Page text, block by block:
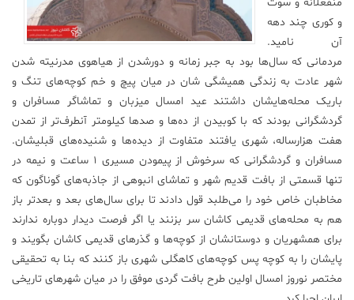
پادکست
مجله
فرهنگی
و
هنری
و کوری چند دهه
آن نامید.
مردمانی که سال‌ها بود به جبر زمانه و دورشدن از هیاهوی مدرنیته شدن
شهر عادت به زندگی همیشگی شان در میان پیچ و خم کوچه‌های تنگ و
باریک محله‌هایشان داشتند عید امسال میزبان و تماشاگر مسافران و
گردشگرانی بودند که با کوبیدن از ده‌ها و صد‌ها کیلومتر آنطرف‌تر از تمدن
هفت هزارساله، شهری یافتند متفاوت از دیده‌ها و شنیده‌های قبلیشان.
مسافران و گردشگرانی که سرخوش از پیمودن مسیری ۱ ساعت و نیمه در
تنها قسمتی از بافت قدیم شهر و تماشای انبوهی از جاذبه‌های گوناگون که
مخاطبان خاص خود را می‌طلبد قول دادند تا برای سال‌های بعد و بعد‌تر باز
هم به محله‌های قدیمی کاشان سر بزنند یا اگر فرصت دیدار دوباره ندارند
برای همشهریان و دوستانشان از کوچه‌ها و گذرهای قدیمی کاشان بگویند و
پایشان را به کوچه پس کوچه‌های کاهگلی شهری باز کنند که بنا به تحقیقی
مختصر نوروز امسال اولین طرح بافت گردی موفق را در میان شهرهای تاریخی